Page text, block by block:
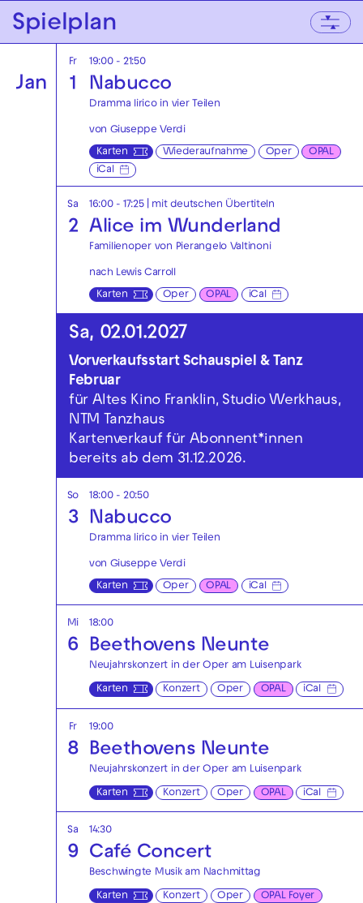
Zur Hauptnavigation springen
Spielplan
Dez Schauspiel
Jan
Fr
1
19:00 - 21:50
Nabucco
Dramma lirico in vier Teilen
von Giuseppe Verdi
Karten Wiederaufnahme Oper
OPAL
iCal
Sa
2
16:00 - 17:25| mit deutschen Übertiteln
Alice im Wunderland
Familienoper von Pierangelo Valtinoni
nach Lewis Carroll
Karten Oper OPAL iCal
Sa, 02.01.2027
Vorverkaufsstart Schauspiel & Tanz
Februar
für Altes Kino Franklin, Studio Werkhaus,
NTM Tanzhaus
Kartenverkauf für Abonnent*innen
bereits ab dem 31.12.2026.
So
3
18:00 - 20:50
Nabucco
Dramma lirico in vier Teilen
von Giuseppe Verdi
Karten Oper OPAL iCal
Mi
6
18:00
Beethovens Neunte
Neujahrskonzert in der Oper am Luisenpark
Karten Konzert Oper OPAL iCal
Fr
8
19:00
Beethovens Neunte
Neujahrskonzert in der Oper am Luisenpark
Karten Konzert Oper OPAL iCal
Sa
9
14:30
Café Concert
Beschwingte Musik am Nachmittag
Karten Konzert Oper
OPAL Foyer